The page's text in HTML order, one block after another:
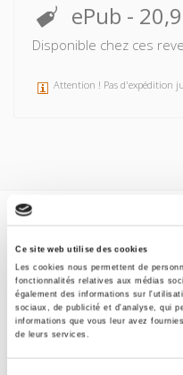
Ce site web utilise des cookies
Les cookies nous permettent de
fonctionnalités relatives aux médias
également des informations sur
sociaux, de publicité et d'analyse, qui
informations que vous leur avez
de leurs services.
ePub -
Disponible chez ces
Attention ! Pas d'expédition
Formats
Sommaire